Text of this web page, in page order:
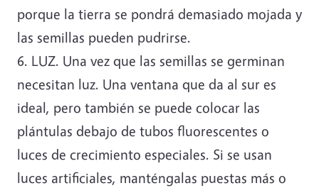
porque la tierra se pondrá demasiado mojada y
las semillas pueden pudrirse.
6. LUZ. Una vez que las semillas se germinan
necesitan luz. Una ventana que da al sur es
ideal, pero también se puede colocar las
plántulas debajo de tubos fluorescentes o
luces de crecimiento especiales. Si se usan
luces artificiales, manténgalas puestas más o